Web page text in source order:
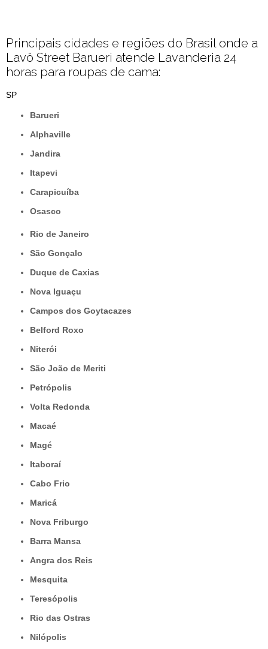
Principais cidades e regiões do Brasil onde a
Lavô Street Barueri atende Lavanderia 24
horas para roupas de cama:
SP
Barueri
Alphaville
Jandira
Itapevi
Carapicuíba
Osasco
Rio de Janeiro
São Gonçalo
Duque de Caxias
Nova Iguaçu
Campos dos Goytacazes
Belford Roxo
Niterói
São João de Meriti
Petrópolis
Volta Redonda
Macaé
Magé
Itaboraí
Cabo Frio
Maricá
Nova Friburgo
Barra Mansa
Angra dos Reis
Mesquita
Teresópolis
Rio das Ostras
Nilópolis